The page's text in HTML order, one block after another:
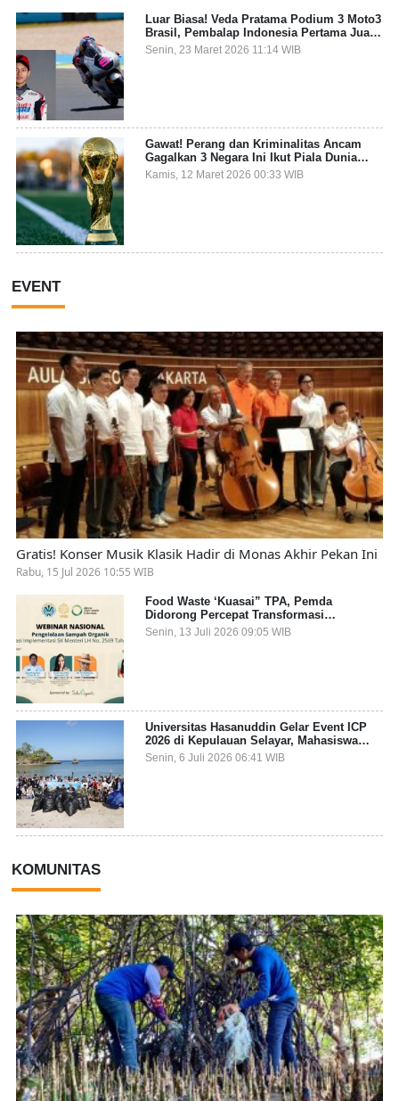
Luar Biasa! Veda Pratama Podium 3 Moto3
Brasil, Pembalap Indonesia Pertama Juara
Grand Prix
Senin, 23 Maret 2026 11:14 WIB
Gawat! Perang dan Kriminalitas Ancam
Gagalkan 3 Negara Ini Ikut Piala Dunia
2026
Kamis, 12 Maret 2026 00:33 WIB
EVENT
Gratis! Konser Musik Klasik Hadir di Monas Akhir Pekan Ini
Rabu, 15 Jul 2026 10:55 WIB
Food Waste ‘Kuasai” TPA, Pemda
Didorong Percepat Transformasi
Pengelolaan Sampah Organik dari Sumber
Senin, 13 Juli 2026 09:05 WIB
Universitas Hasanuddin Gelar Event ICP
2026 di Kepulauan Selayar, Mahasiswa
dari 27 Negara Jadi Partisipan
Senin, 6 Juli 2026 06:41 WIB
KOMUNITAS